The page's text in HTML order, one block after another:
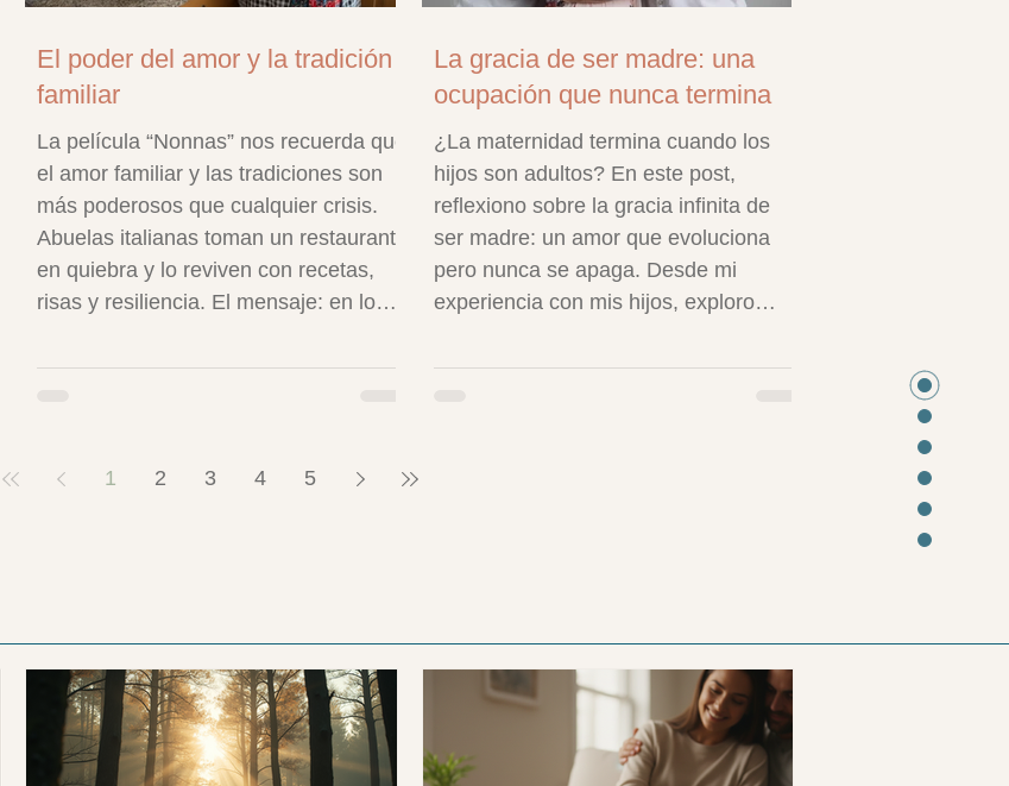
El poder del amor y la tradición
familiar
La película “Nonnas” nos recuerda que
el amor familiar y las tradiciones son
más poderosos que cualquier crisis.
Abuelas italianas toman un restaurante
en quiebra y lo reviven con recetas,
risas y resiliencia. El mensaje: en lo
conversación honesta– está la fuerza.
invitándote a celebrar lo que nos une.
La gracia de ser madre: una
ocupación que nunca termina
¿La maternidad termina cuando los
hijos son adultos? En este post,
reflexiono sobre la gracia infinita de
ser madre: un amor que evoluciona
pero nunca se apaga. Desde mi
experiencia con mis hijos, exploro
distancia emocional y redefinir tu rol.
1 2 3 4 5